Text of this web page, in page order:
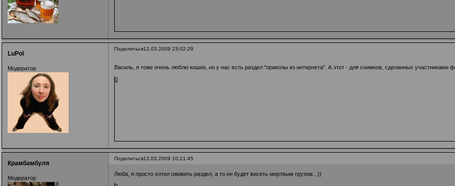
Поделиться12.03.2009 23:02:29
LuPol
Модератор
Василь, я тоже очень люблю кошек, но у нас есть раздел "приколы из интернета". А этот - для снимков, сделанных участниками
0
Поделиться13.03.2009 10:21:45
Крамбамбуля
Модератор
Люба, я просто хотел оживить раздел, а то он будет висеть мертвым грузом...))